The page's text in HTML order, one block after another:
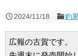
2024/11/18 釣
広報の古賀です。